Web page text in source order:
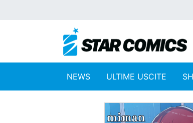
NEWS ULTIME USCITE